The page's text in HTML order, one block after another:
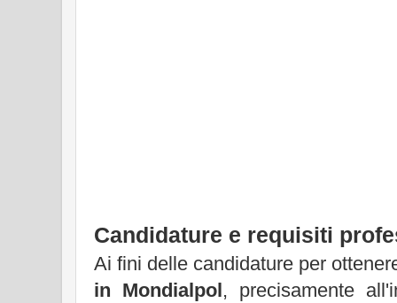
Candidature e requisiti
Ai fini delle candidature per
in Mondialpol, precisamente